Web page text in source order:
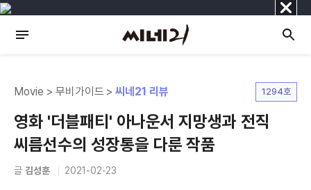
닫
기
Movie > 무비가이드 >씨네21 리뷰 1294호
영화 '더블패티' 아나운서 지망생과 전직
씨름선수의 성장통을 다룬 작품
글 김성훈 2021-02-23